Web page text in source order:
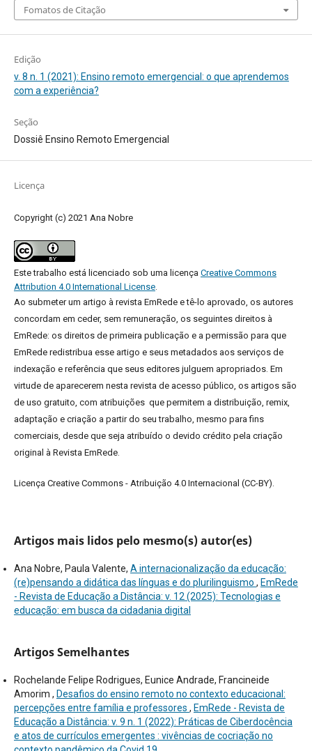
Fomatos de Citação
Edição
v. 8 n. 1 (2021): Ensino remoto emergencial: o que aprendemos
com a experiência?
Seção
Dossiê Ensino Remoto Emergencial
Licença
Copyright (c) 2021 Ana Nobre
Este trabalho está licenciado sob uma licença Creative Commons
Attribution 4.0 International License.
Ao submeter um artigo à revista EmRede e tê-lo aprovado, os autores
concordam em ceder, sem remuneração, os seguintes direitos à
EmRede: os direitos de primeira publicação e a permissão para que
EmRede redistribua esse artigo e seus metadados aos serviços de
indexação e referência que seus editores julguem apropriados. Em
virtude de aparecerem nesta revista de acesso público, os artigos são
de uso gratuito, com atribuições que permitem a distribuição, remix,
adaptação e criação a partir do seu trabalho, mesmo para fins
comerciais, desde que seja atribuído o devido crédito pela criação
original à Revista EmRede.
Licença Creative Commons - Atribuição 4.0 Internacional (CC-BY).
Artigos mais lidos pelo mesmo(s) autor(es)
Ana Nobre, Paula Valente, A internacionalização da educação:
(re)pensando a didática das línguas e do plurilinguismo , EmRede
- Revista de Educação a Distância: v. 12 (2025): Tecnologias e
educação: em busca da cidadania digital
Artigos Semelhantes
Rochelande Felipe Rodrigues, Eunice Andrade, Francineide
Amorim , Desafios do ensino remoto no contexto educacional:
percepções entre família e professores , EmRede - Revista de
Educação a Distância: v. 9 n. 1 (2022): Práticas de Ciberdocência
e atos de currículos emergentes : vivências de cocriação no